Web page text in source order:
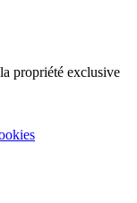
propriété exclusive